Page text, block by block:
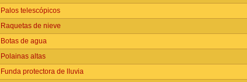
Palos telescópicos
Raquetas de nieve
Botas de agua
Polainas altas
Funda protectora de lluvia